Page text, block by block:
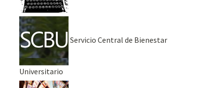
Servicio Central de Bienestar
Universitario